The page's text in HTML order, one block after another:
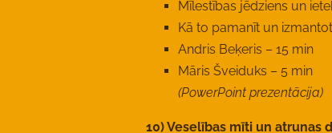
Mīlestības jēdziens un
Kā to pamanīt un
Andris Beķeris – 15 min
Māris Šveiduks – 5 min
(PowerPoint prezentācija)
10) Veselības mīti un atrunas